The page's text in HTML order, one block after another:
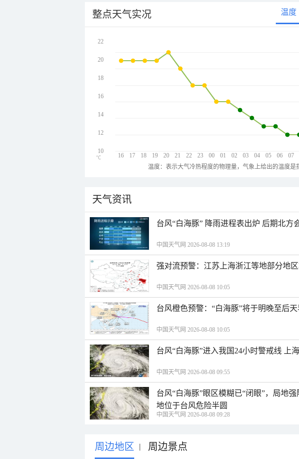
整点天气实况 温度
16 17 18 19 20 21 22 23 00 01 02 03 04 05 06 07
22
20
18
16
14
12
10
℃
温度：表示大气冷热程度的物理量，气象上给出的温度是
天气资讯
台风“白海豚” 降雨进程表出炉 后期北方
中国天气网 2026-08-08 13:19
强对流预警：江苏上海浙江等地部分地
中国天气网 2026-08-08 10:05
台风橙色预警：“白海豚”将于明晚至后
中国天气网 2026-08-08 10:05
台风“白海豚”进入我国24小时警戒线 上
中国天气网 2026-08-08 09:55
台风“白海豚”眼区模糊已“闭眼”，局地
地位于台风危险半圆
中国天气网 2026-08-08 09:28
周边地区 | 周边景点